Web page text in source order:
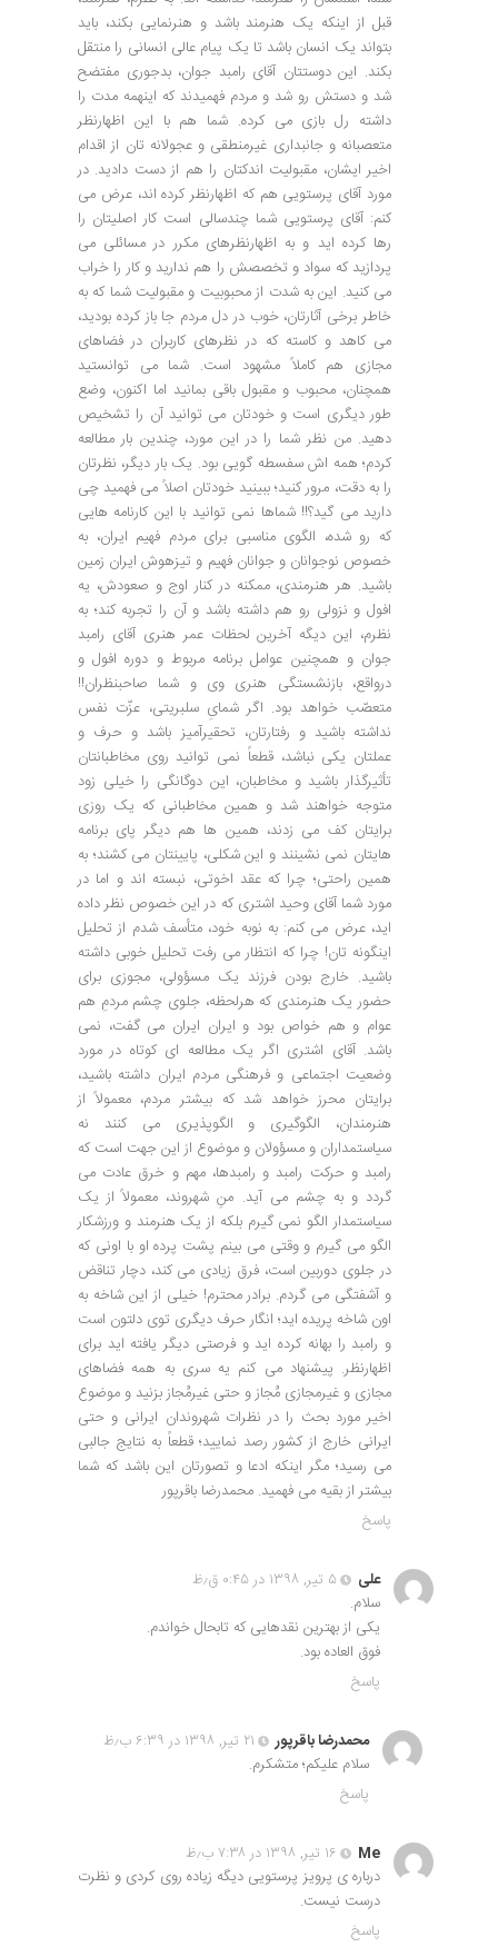
قبل از اینکه یک هنرمند باشد و هنرنمایی بکند، باید
بتواند یک انسان باشد تا یک پیام عالی انسانی را منتقل
بکند. این دوستتان آقای رامبد جوان، بدجوری مفتضح
شد و دستش رو شد و مردم فهمیدند که اینهمه مدت را
داشته رل بازی می کرده. شما هم با این اظهارنظر
متعصبانه و جانبداری غیرمنطقی و عجولانه تان از اقدام
اخیر ایشان، مقبولیت اندکتان را هم از دست دادید. در
مورد آقای پرستویی هم که اظهارنظر کرده اند، عرض می
کنم: آقای پرستویی شما چندسالی است کار اصلیتان را
رها کرده اید و به اظهارنظرهای مکرر در مسائلی می
پردازید که سواد و تخصصش را هم ندارید و کار را خراب
می کنید. این به شدت از محبوبیت و مقبولیت شما که به
خاطر برخی آثارتان، خوب در دل مردم جا باز کرده بودید،
می کاهد و کاسته که در نظرهای کاربران در فضاهای
مجازی هم کاملاً مشهود است. شما می توانستید
همچنان، محبوب و مقبول باقی بمانید اما اکنون، وضع
طور دیگری است و خودتان می توانید آن را تشخیص
دهید. من نظر شما را در این مورد، چندین بار مطالعه
کردم؛ همه اش سفسطه گویی بود. یک بار دیگر، نظرتان
را به دقت، مرور کنید؛ ببینید خودتان اصلاً می فهمید چی
دارید می گید؟!! شماها نمی توانید با این کارنامه هایی
که رو شده، الگوی مناسبی برای مردم فهیم ایران، به
خصوص نوجوانان و جوانان فهیم و تیزهوش ایران زمین
باشید. هر هنرمندی، ممکنه در کنار اوج و صعودش، یه
افول و نزولی رو هم داشته باشد و آن را تجربه کند؛ به
نظرم، این دیگه آخرین لحظات عمر هنری آقای رامبد
جوان و همچنین عوامل برنامه مربوط و دوره افول و
درواقع، بازنشستگی هنری وی و شما صاحبنظران!!
متعصّب خواهد بود. اگر شمایِ سلبریتی، عزّت نفس
نداشته باشید و رفتارتان، تحقیرآمیز باشد و حرف و
عملتان یکی نباشد، قطعاً نمی توانید روی مخاطبانتان
تأثیرگذار باشید و مخاطبان، این دوگانگی را خیلی زود
متوجه خواهند شد و همین مخاطبانی که یک روزی
برایتان کف می زدند، همین ها هم دیگر پای برنامه
هایتان نمی نشینند و این شکلی، پایینتان می کشند؛ به
همین راحتی؛ چرا که عقد اخوتی، نبسته اند و اما در
مورد شما آقای وحید اشتری که در این خصوص نظر داده
اید، عرض می کنم: به نوبه خود، متأسف شدم از تحلیل
اینگونه تان! چرا که انتظار می رفت تحلیل خوبی داشته
باشید. خارج بودن فرزند یک مسؤولی، مجوزی برای
حضور یک هنرمندی که هرلحظه، جلوی چشم مردمِ هم
عوام و هم خواص بود و ایران ایران می گفت، نمی
باشد. آقای اشتری اگر یک مطالعه ای کوتاه در مورد
وضعیت اجتماعی و فرهنگی مردم ایران داشته باشید،
برایتان محرز خواهد شد که بیشتر مردم، معمولاً از
هنرمندان، الگوگیری و الگوپذیری می کنند نه
سیاستمداران و مسؤولان و موضوع از این جهت است که
رامبد و حرکت رامبد و رامبدها، مهم و خرق عادت می
گردد و به چشم می آید. منِ شهروند، معمولاً از یک
سیاستمدار الگو نمی گیرم بلکه از یک هنرمند و ورزشکار
الگو می گیرم و وقتی می بینم پشت پرده او با اونی که
در جلوی دوربین است، فرق زیادی می کند، دچار تناقض
و آشفتگی می گردم. برادر محترم! خیلی از این شاخه به
اون شاخه پریده اید؛ انگار حرف دیگری توی دلتون است
و رامبد را بهانه کرده اید و فرصتی دیگر یافته اید برای
اظهارنظر. پیشنهاد می کنم یه سری به همه فضاهای
مجازی و غیرمجازی مُجاز و حتی غیرمُجاز بزنید و موضوع
اخیر مورد بحث را در نظرات شهروندان ایرانی و حتی
ایرانی خارج از کشور رصد نمایید؛ قطعاً به نتایج جالبی
می رسید؛ مگر اینکه ادعا و تصورتان این باشد که شما
بیشتر از بقیه می فهمید. محمدرضا باقرپور
پاسخ
علی
۵ تیر, ۱۳۹۸ در ۰:۴۵ ق٫ظ
سلام.
یکی از بهترین نقدهایی که تابحال خواندم.
فوق العاده بود.
پاسخ
محمدرضا باقرپور
۲۱ تیر, ۱۳۹۸ در ۶:۳۹ ب٫ظ
سلام علیکم؛ متشکرم.
پاسخ
Me
۱۶ تیر, ۱۳۹۸ در ۷:۳۸ ب٫ظ
درباره ی پرویز پرستویی دیگه زیاده روی کردی و نظرت
درست نیست.
پاسخ